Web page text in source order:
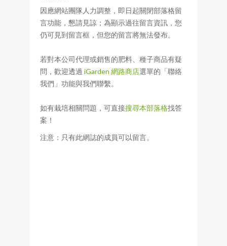
因應網站團隊人力調整，即日起關閉部落格留
言功能，懇請見諒；為顯示過往留言資訊，您
仍可見到留言框，但您的留言將無法發布。
若對本公司代理或銷售的肥料、種子商品有疑
問，歡迎透過 iGarden 網路商店選單的「聯絡
我們」功能與我們聯繫。
如有栽培相關問題，可直接搜尋本部落格找答
案！
注意：只有此網誌的成員可以留言。